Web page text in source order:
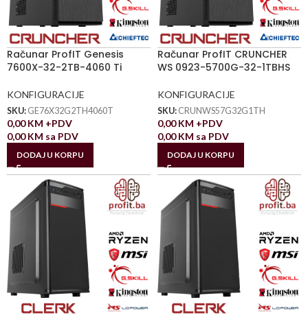
Računar ProfIT Genesis
7600X-32-2TB-4060 Ti
KONFIGURACIJE
SKU: GE76X32G2TH4060T
0,00KM +PDV
0,00KM sa PDV
DODAJ U KORPU
Računar ProfIT CRUNCHER
WS 0923-5700G-32-1TBHS
KONFIGURACIJE
SKU: CRUNWS57G32G1TH
0,00KM +PDV
0,00KM sa PDV
DODAJ U KORPU